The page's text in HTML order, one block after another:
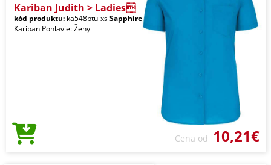
Kariban Judith > Ladies
kód produktu: ka548btu-xsSapphire
Kariban Pohlavie: Ženy
Cena od 10,21€